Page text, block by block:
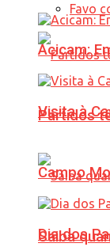
Favo
Partidos
Saiba
Acicam:
Visita à
Campo
Dia dos